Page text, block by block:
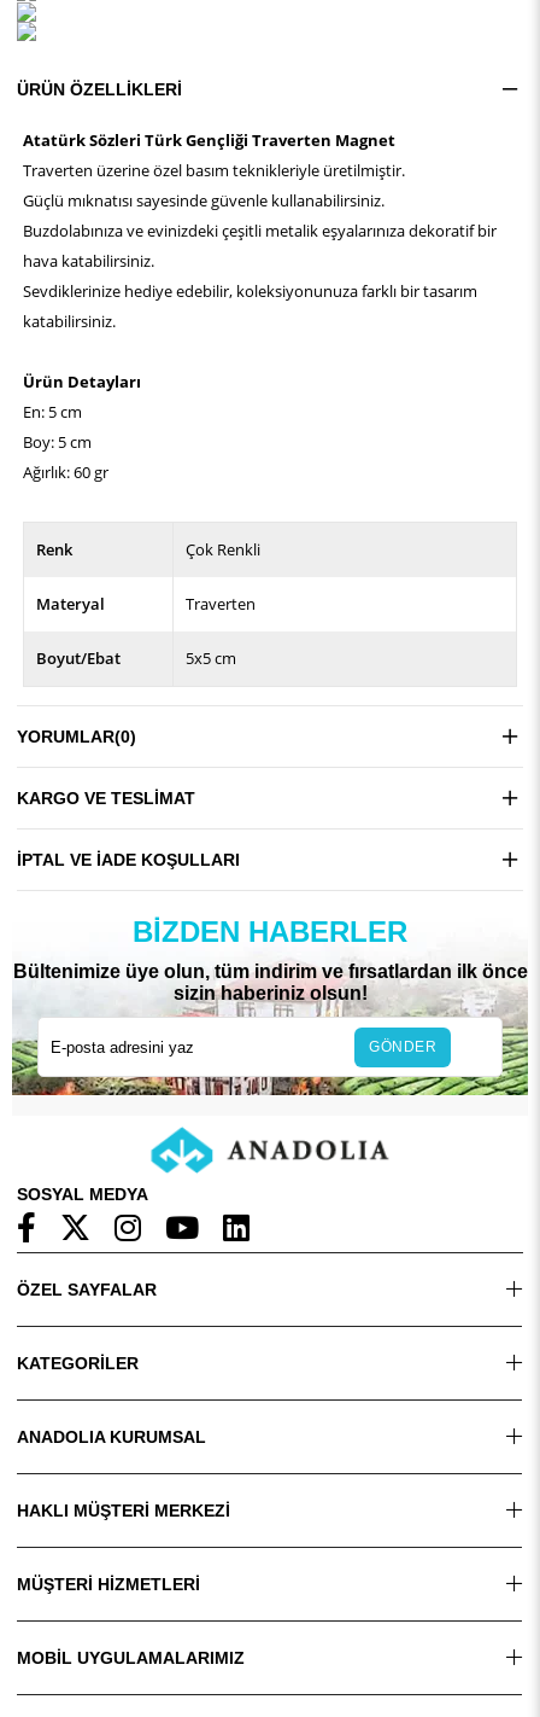
ÜRÜN ÖZELLIKLERI
Atatürk Sözleri Türk Gençliği Traverten Magnet
Traverten üzerine özel basım teknikleriyle üretilmiştir.
Güçlü mıknatısı sayesinde güvenle kullanabilirsiniz.
Buzdolabınıza ve evinizdeki çeşitli metalik eşyalarınıza dekoratif bir
hava katabilirsiniz.
Sevdiklerinize hediye edebilir, koleksiyonunuza farklı bir tasarım
katabilirsiniz.
Ürün Detayları
En: 5 cm
Boy: 5 cm
Ağırlık: 60 gr
Renk Çok Renkli
Materyal Traverten
Boyut/Ebat 5x5 cm
YORUMLAR(0)
KARGO VE TESLIMAT
İPTAL VE İADE KOŞULLARI
BIZDEN HABERLER
Bültenimize üye olun, tüm indirim ve fırsatlardan ilk önce
sizin haberiniz olsun!
GÖNDER
SOSYAL MEDYA
ÖZEL SAYFALAR
KATEGORİLER
ANADOLIA KURUMSAL
HAKLI MÜŞTERİ MERKEZİ
MÜŞTERİ HİZMETLERİ
MOBİL UYGULAMALARIMIZ